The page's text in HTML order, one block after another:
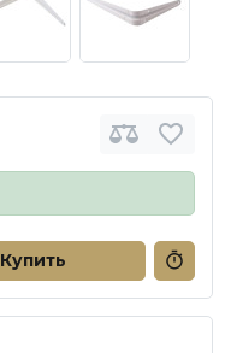
Купить